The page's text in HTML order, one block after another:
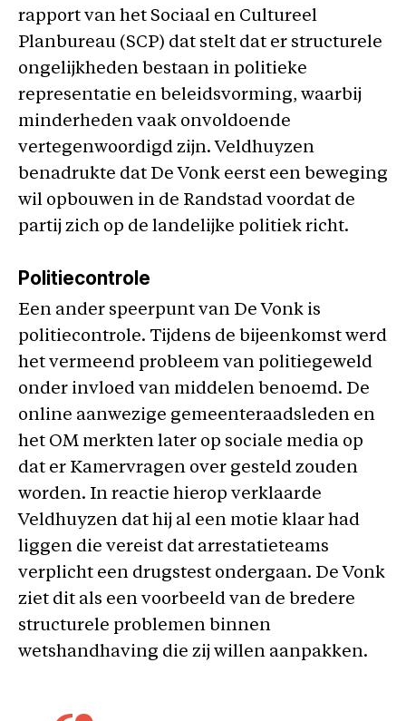
rapport van het Sociaal en Cultureel
Planbureau (SCP) dat stelt dat er structurele
ongelijkheden bestaan in politieke
representatie en beleidsvorming, waarbij
minderheden vaak onvoldoende
vertegenwoordigd zijn. Veldhuyzen
benadrukte dat De Vonk eerst een beweging
wil opbouwen in de Randstad voordat de
partij zich op de landelijke politiek richt.
Politiecontrole
Een ander speerpunt van De Vonk is
politiecontrole. Tijdens de bijeenkomst werd
het vermeend probleem van politiegeweld
onder invloed van middelen benoemd. De
online aanwezige gemeenteraadsleden en
het OM merkten later op sociale media op
dat er Kamervragen over gesteld zouden
worden. In reactie hierop verklaarde
Veldhuyzen dat hij al een motie klaar had
liggen die vereist dat arrestatieteams
verplicht een drugstest ondergaan. De Vonk
ziet dit als een voorbeeld van de bredere
structurele problemen binnen
wetshandhaving die zij willen aanpakken.